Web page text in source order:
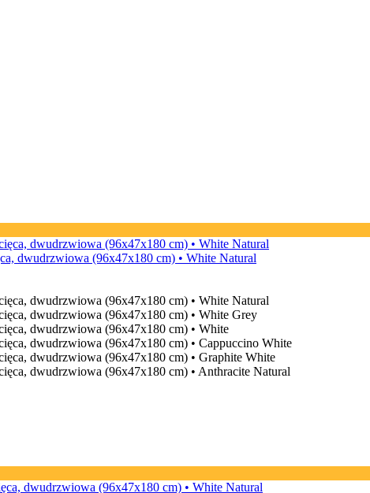
dwudrzwiowa (96х47х180 cm) • White Natural